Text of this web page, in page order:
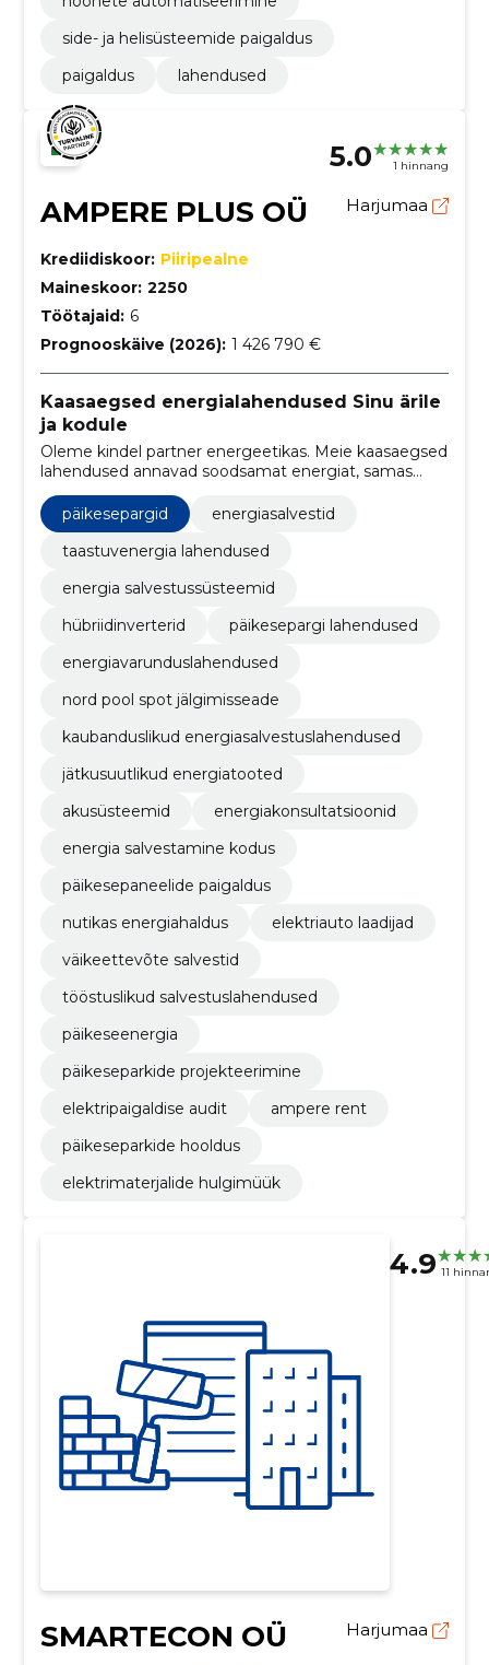
side- ja helisüsteemide paigaldus
paigaldus
lahendused
5.0 1 hinnang
AMPERE PLUS OÜ Harjumaa
Krediidiskoor: Piiripealne
Maineskoor: 2250
Töötajaid: 6
Prognooskäive (2026): 1 426 790 €
Kaasaegsed energialahendused Sinu ärile
ja kodule
Oleme kindel partner energeetikas. Meie kaasaegsed
lahendused annavad soodsamat energiat, samas
hoolivad loodusest ning vaatavad tulevikku.
päikesepargid
energiasalvestid
taastuvenergia lahendused
energia salvestussüsteemid
hübriidinverterid
päikesepargi lahendused
energiavarunduslahendused
nord pool spot jälgimisseade
kaubanduslikud energiasalvestuslahendused
jätkusuutlikud energiatooted
akusüsteemid
energiakonsultatsioonid
energia salvestamine kodus
päikesepaneelide paigaldus
nutikas energiahaldus
elektriauto laadijad
väikeettevõte salvestid
tööstuslikud salvestuslahendused
päikeseenergia
päikeseparkide projekteerimine
elektripaigaldise audit
ampere rent
päikeseparkide hooldus
elektrimaterjalide hulgimüük
4.9 11
SMARTECON OÜ Harjumaa